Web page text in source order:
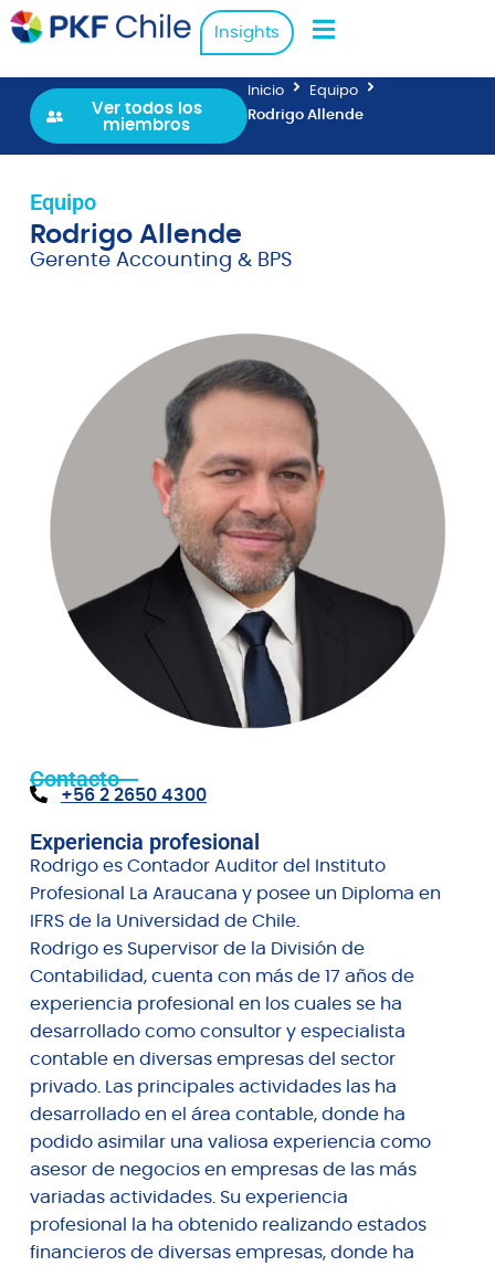
Insights
Ver todos los
miembros
Inicio
Equipo
Rodrigo Allende
Equipo
Rodrigo Allende
Gerente Accounting & BPS
Experiencia profesional
Rodrigo es Contador Auditor del Instituto
Profesional La Araucana y posee un Diploma en
IFRS de la Universidad de Chile.
Rodrigo es Supervisor de la División de
Contabilidad, cuenta con más de 17 años de
experiencia profesional en los cuales se ha
desarrollado como consultor y especialista
contable en diversas empresas del sector
privado. Las principales actividades las ha
desarrollado en el área contable, donde ha
podido asimilar una valiosa experiencia como
asesor de negocios en empresas de las más
variadas actividades. Su experiencia
profesional la ha obtenido realizando estados
financieros de diversas empresas, donde ha
Contacto
+56 2 2650 4300